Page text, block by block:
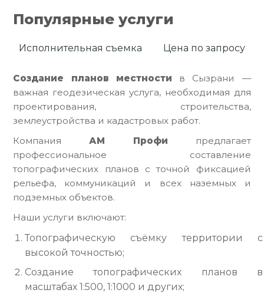
Создание планов местности в Сызрани —
важная геодезическая услуга, необходимая для
проектирования, строительства,
землеустройства и кадастровых работ.
КомпанияАМ Профи предлагает
профессиональное составление
топографических планов с точной фиксацией
рельефа, коммуникаций и всех наземных и
подземных объектов.
Наши услуги включают:
Топографическую съёмку территории с
высокой точностью;
Создание топографических планов в
масштабах 1:500, 1:1000 и других;
Популярные услуги
Исполнительная съемка Цена по запросу